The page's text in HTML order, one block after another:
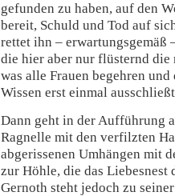
gefunden zu haben, auf den
bereit, Schuld und Tod auf
rettet ihn – erwartungsgemäß
die hier aber nur flüsternd
was alle Frauen begehren
Wissen erst einmal
Dann geht in der Aufführung
Ragnelle mit den verfilzten
abgerissenen Umhängen mit
zur Höhle, die das
Gernoth steht jedoch zu